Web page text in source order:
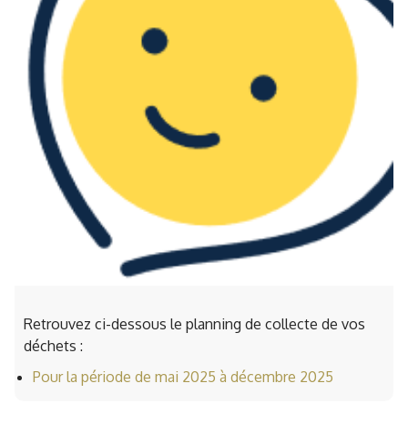
Retrouvez ci-dessous le planning de collecte de vos
déchets :
Pour la période de mai 2025 à décembre 2025